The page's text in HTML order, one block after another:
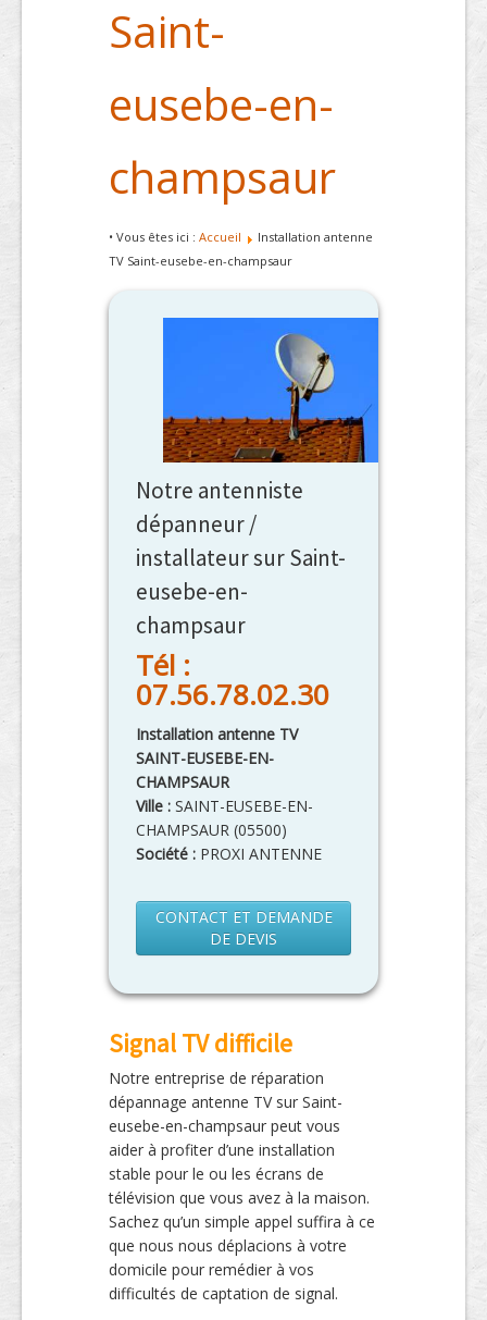
Saint-
eusebe-en-
champsaur
• Vous êtes ici : Accueil
Installation antenne
TV Saint-eusebe-en-champsaur
Notre antenniste
dépanneur /
installateur sur Saint-
eusebe-en-
champsaur
Tél :
07.56.78.02.30
Installation antenne TV
SAINT-EUSEBE-EN-
CHAMPSAUR
Ville : SAINT-EUSEBE-EN-
CHAMPSAUR (05500)
Société : PROXI ANTENNE
CONTACT ET DEMANDE
DE DEVIS
Signal TV difficile
Notre entreprise de réparation
dépannage antenne TV sur Saint-
eusebe-en-champsaur peut vous
aider à profiter d’une installation
stable pour le ou les écrans de
télévision que vous avez à la maison.
Sachez qu’un simple appel suffira à ce
que nous nous déplacions à votre
domicile pour remédier à vos
difficultés de captation de signal.